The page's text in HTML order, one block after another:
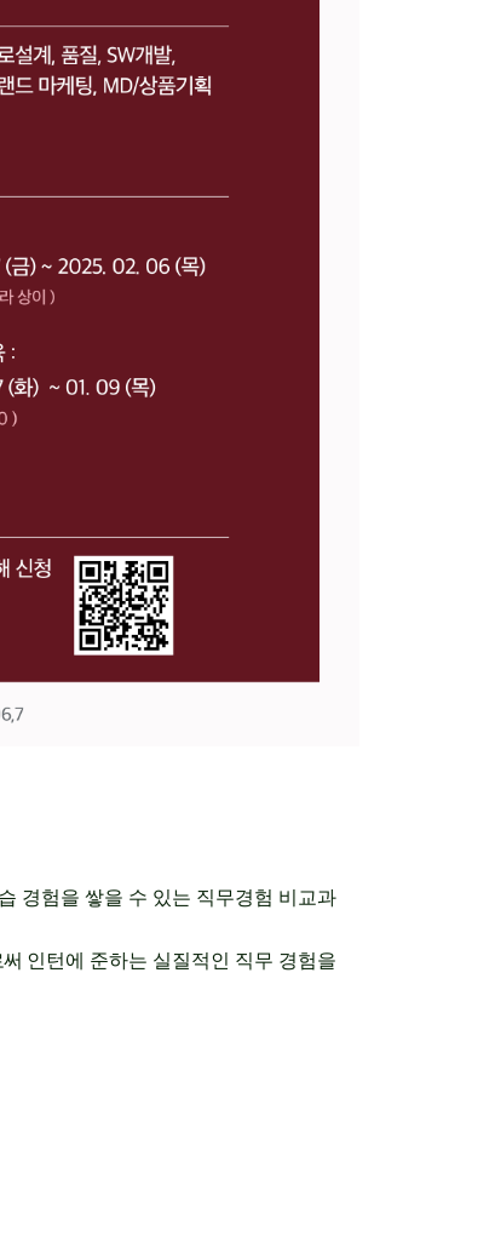
경험을 쌓을 수 있는 직무경험 비교과
인턴에 준하는 실질적인 직무 경험을